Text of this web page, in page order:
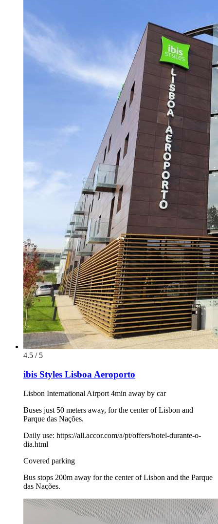
4.5 / 5
ibis Styles Lisboa Aeroporto
Lisbon International Airport 4min away by car
Buses just 50 meters away, for the center of Lisbon and
Parque das Nações.
Daily use: https://all.accor.com/a/pt/offers/hotel-durante-o-
dia.html
Covered parking
Bus stops 200m away for the center of Lisbon and the Parque
das Nações.